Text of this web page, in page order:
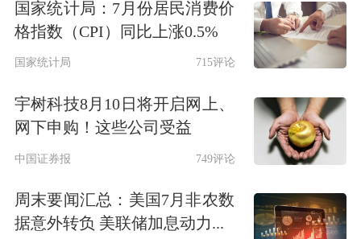
多家上市公司回应核电业务进展
南风股份、南方泵业、科新机电、江苏
神通
、 钢研高纳 、 金杯电工 、冰山冷热
投资者询问其核电相关业务情况。
国家统计局：7月份居民消费价
格指数（CPI）同比上涨0.5%
国家统计局 715评论
宇树科技8月10日将开启网上、
网下申购！这些公司受益
中国证券报 749评论
周末要闻汇总：美国7月非农数
据意外转负 美联储加息动力...